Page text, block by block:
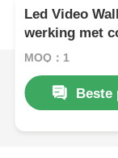
Led Video
werking met
levensduur
MOQ：1
Beste